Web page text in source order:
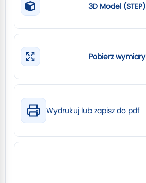
3D Model (STEP)
Pobierz wymiary
Wydrukuj lub zapisz do pdf